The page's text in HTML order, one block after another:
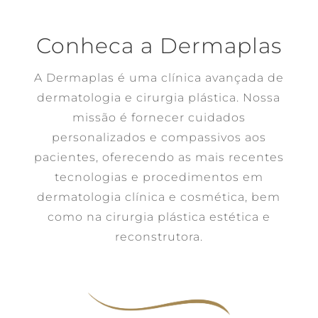
Conheca a Dermaplas
A Dermaplas é uma clínica avançada de
dermatologia e cirurgia plástica. Nossa
missão é fornecer cuidados
personalizados e compassivos aos
pacientes, oferecendo as mais recentes
tecnologias e procedimentos em
dermatologia clínica e cosmética, bem
como na cirurgia plástica estética e
reconstrutora.